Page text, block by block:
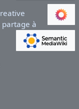
partage à